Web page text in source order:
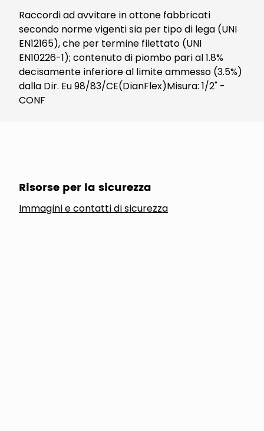
Raccordi ad avvitare in ottone fabbricati
secondo norme vigenti sia per tipo di lega (UNI
EN12165), che per termine filettato (UNI
EN10226-1); contenuto di piombo pari al 1.8%
decisamente inferiore al limite ammesso (3.5%)
dalla Dir. Eu 98/83/CE(DianFlex)Misura: 1/2" -
CONF
Risorse per la sicurezza
Immagini e contatti di sicurezza